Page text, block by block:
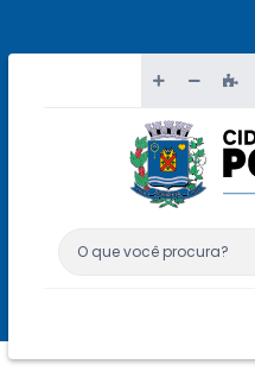
O que você procura?